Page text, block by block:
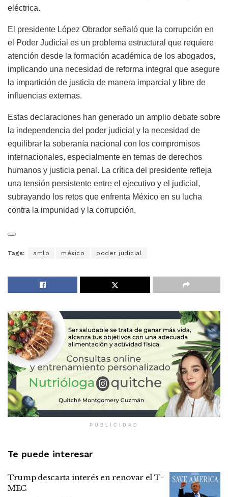
eléctrica.
El presidente López Obrador señaló que la corrupción en
el Poder Judicial es un problema estructural que requiere
atención desde la formación académica de los abogados,
implicando una necesidad de reforma integral que asegure
la impartición de justicia de manera imparcial y libre de
influencias externas.
Estas declaraciones han generado un amplio debate sobre
la independencia del poder judicial y la necesidad de
equilibrar la soberanía nacional con los compromisos
internacionales, especialmente en temas de derechos
humanos y justicia penal. La crítica del presidente refleja
una tensión persistente entre el ejecutivo y el judicial,
subrayando los retos que enfrenta México en su lucha
contra la impunidad y la corrupción.
Tags: amlo méxico poder judicial
PUBLICIDAD
Te puede interesar
Trump descarta interés en renovar el T-
MEC